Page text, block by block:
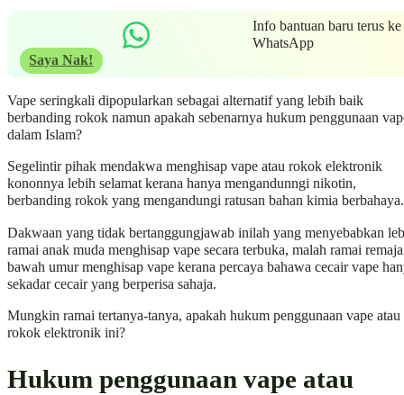
Info bantuan baru terus ke
WhatsApp
Saya Nak!
Vape seringkali dipopularkan sebagai alternatif yang lebih baik
berbanding rokok namun apakah sebenarnya hukum penggunaan
dalam Islam?
Segelintir pihak mendakwa menghisap vape atau rokok elektronik
kononnya lebih selamat kerana hanya mengandunngi nikotin,
berbanding rokok yang mengandungi ratusan bahan kimia berbahaya.
Dakwaan yang tidak bertanggungjawab inilah yang menyebabkan
ramai anak muda menghisap vape secara terbuka, malah ramai remaja
bawah umur menghisap vape kerana percaya bahawa cecair vape
sekadar cecair yang berperisa sahaja.
Mungkin ramai tertanya-tanya, apakah hukum penggunaan vape atau
rokok elektronik ini?
Hukum penggunaan vape atau